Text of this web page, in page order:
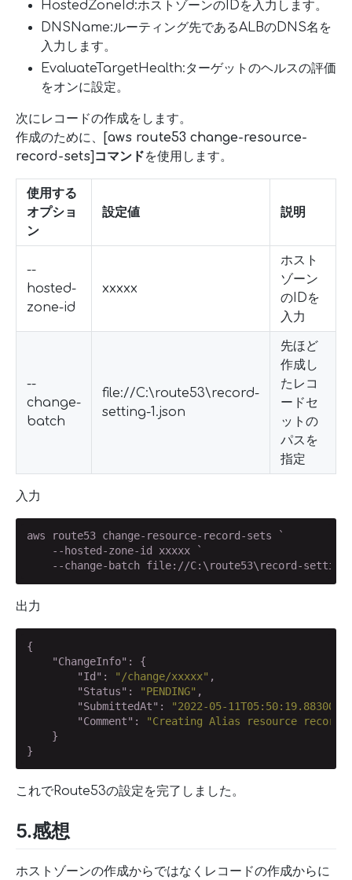
HostedZoneId:ホストゾーンのIDを入力します。
DNSName:ルーティング先であるALBのDNS名を
入力します。
EvaluateTargetHealth:ターゲットのヘルスの評価
をオンに設定。
次にレコードの作成をします。
作成のために、
[aws route53 change-resource-
record-sets]コマンドを使用します。
使用する
オプショ
ン
設定値 説明
--
hosted-
zone-id
xxxxx
ホスト
ゾーン
のIDを
入力
--
change-
batch
file://C:\route53\record-
setting-1.json
先ほど
作成し
たレコ
ードセ
ットの
パスを
指定
入力
aws route53 change-resource-record-sets `
    --hosted-zone-id xxxxx `
--change-batch file://C:\route53\record-
出力
{
"ChangeInfo" : {
"Id" : "/change/xxxxx" ,
"Status" : "PENDING" ,
"SubmittedAt" :
"2022-05-
"Comment" :
"Creating Alias resource record
    }
}
これでRoute53の設定を完了しました。
5.感想
ホストゾーンの作成からではなくレコードの作成からに